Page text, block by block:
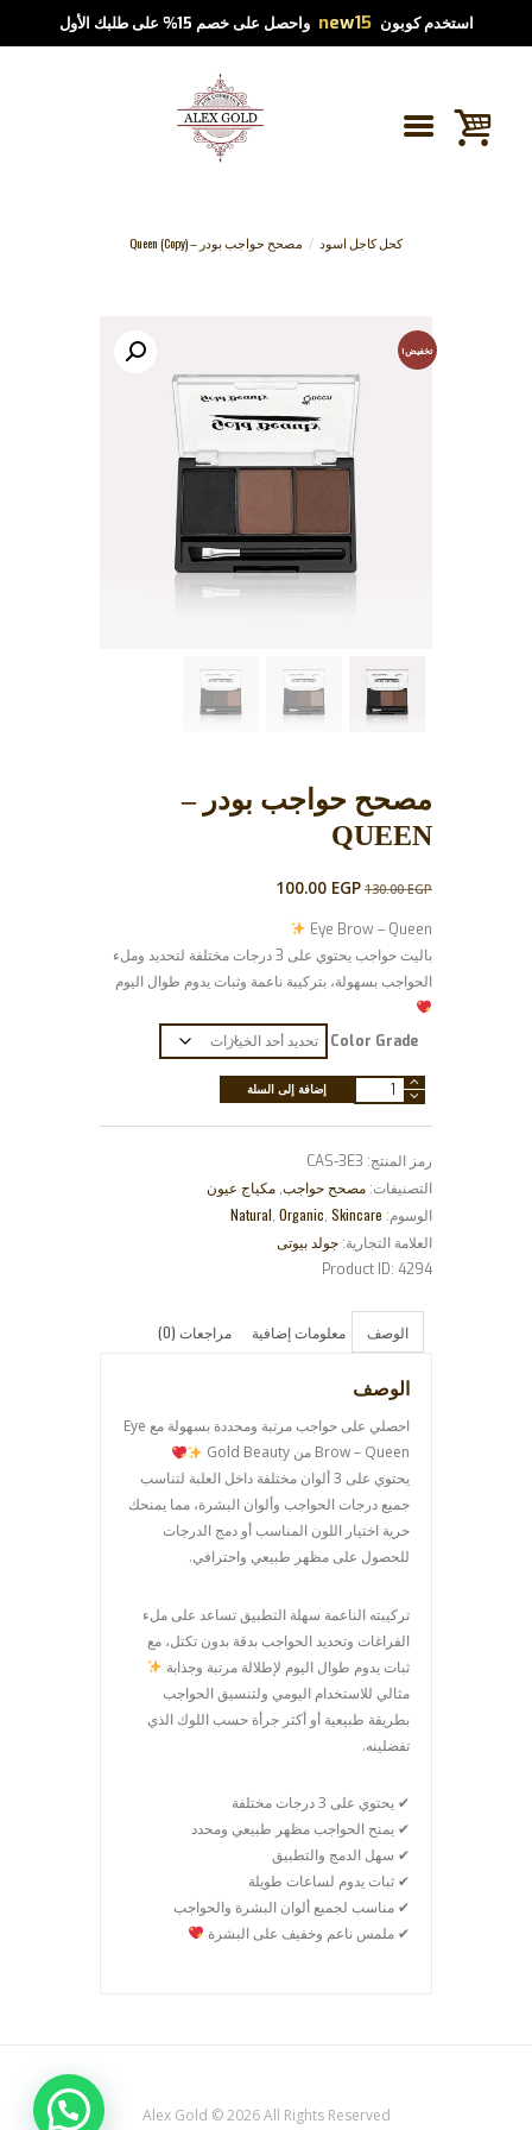
استخدم كوبون new15 واحصل على خصم 15% على طلبك الأول
كحل كاجل اسود مصحح حواجب بودر – Queen (Copy)
تخفيض!
مصحح حواجب بودر –
QUEEN
130.00EGP
السعر
هو:
130.00 EGP.
100.00 EGP
100.00 EGP.
Eye Brow – Queen
باليت حواجب يحتوي على 3 درجات مختلفة لتحديد وملء
الحواجب بسهولة، بتركيبة ناعمة وثبات يدوم طوال اليوم
Color Grade
كمية
بودر
-
Queen
إضافة إلى السلة
رمز المنتج: CAS-3E3
التصنيفات: مصحح حواجب, مكياج عيون
الوسوم: Natural, Organic, Skincare
العلامة التجارية: جولد بيوتى
Product ID: 4294
الوصف معلومات إضافية مراجعات (0)
الوصف
احصلي على حواجب مرتبة ومحددة بسهولة مع Eye
Brow – Queen من
Gold Beauty
يحتوي على 3 ألوان مختلفة داخل العلبة لتناسب
جميع درجات الحواجب وألوان البشرة، مما يمنحك
حرية اختيار اللون المناسب أو دمج الدرجات
للحصول على مظهر طبيعي واحترافي.
تركيبته الناعمة سهلة التطبيق تساعد على ملء
الفراغات وتحديد الحواجب بدقة بدون تكتل، مع
ثبات يدوم طوال اليوم لإطلالة مرتبة وجذابة
مثالي للاستخدام اليومي ولتنسيق الحواجب
بطريقة طبيعية أو أكثر جرأة حسب اللوك الذي
تفضلينه.
✔ يحتوي على 3 درجات مختلفة
✔ يمنح الحواجب مظهر طبيعي ومحدد
✔ سهل الدمج والتطبيق
✔ ثبات يدوم لساعات طويلة
✔ مناسب لجميع ألوان البشرة والحواجب
✔ ملمس ناعم وخفيف على البشرة
Alex Gold © 2026 All Rights Reserved